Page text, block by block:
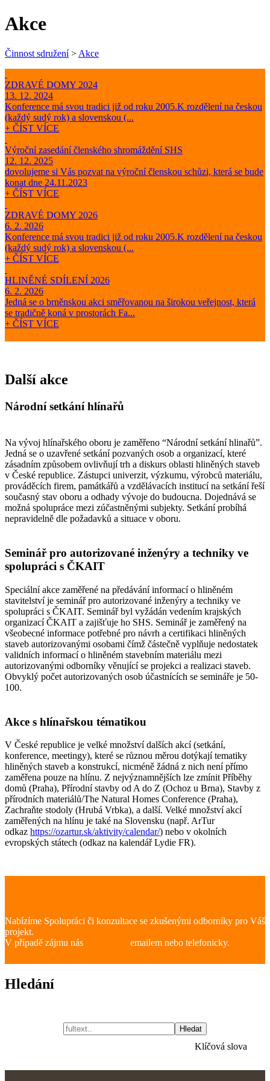
Akce
Činnost sdružení> Akce
ZDRAVÉ DOMY 2024
13. 12. 2024
Konference má svou tradici již od roku 2005.K rozdělení na českou
(každý sudý rok) a slovenskou (...
+ ČÍST VÍCE
Výroční zasedání členského shromáždění SHS
12. 12. 2025
dovolujeme si Vás pozvat na výroční členskou schůzi, která se bude
konat dne 24.11.2023
+ ČÍST VÍCE
ZDRAVÉ DOMY 2026
6. 2. 2026
Konference má svou tradici již od roku 2005.K rozdělení na českou
(každý sudý rok) a slovenskou (...
+ ČÍST VÍCE
HLINĚNÉ SDÍLENÍ 2026
6. 2. 2026
Jedná se o brněnskou akci směřovanou na širokou veřejnost, která
se tradičně koná v prostorách Fa...
+ ČÍST VÍCE
Další akce
Národní setkání hlínařů
Na vývoj hlínařského oboru je zaměřeno “Národní setkání hlinařů”.
Jedná se o uzavřené setkání pozvaných osob a organizací, které
zásadním způsobem ovlivňují trh a diskurs oblasti hliněných staveb
v České republice. Zástupci univerzit, výzkumu, výrobců materiálu,
prováděcích firem, památkářů a vzdělávacích institucí na setkání řeší
současný stav oboru a odhady vývoje do budoucna. Dojednává se
možná spolupráce mezi zúčastněnými subjekty. Setkání probíhá
nepravidelně dle požadavků a situace v oboru.
Seminář pro autorizované inženýry a techniky ve
spolupráci s ČKAIT
Speciální akce zaměřené na předávání informací o hliněném
stavitelství je seminář pro autorizované inženýry a techniky ve
spolupráci s ČKAIT. Seminář byl vyžádán vedením krajských
organizací ČKAIT a zajišťuje ho SHS. Seminář je zaměřený na
všeobecné informace potřebné pro návrh a certifikaci hliněných
staveb autorizovanými osobami čímž částečně vyplňuje nedostatek
validních informací o hliněném stavebním materiálu mezi
autorizovanými odborníky věnující se projekci a realizaci staveb.
Obvyklý počet autorizovaných osob účastnících se semináře je 50-
100.
Akce s hlínařskou tématikou
V České republice je velké množství dalších akcí (setkání,
konference, meetingy), které se různou měrou dotýkají tematiky
hliněných staveb a konstrukcí, nicméně žádná z nich není přímo
zaměřena pouze na hlínu. Z nejvýznamnějších lze zmínit Příběhy
domů (Praha), Přírodní stavby od A do Z (Ochoz u Brna), Stavby z
přírodních materiálů/The Natural Homes Conference (Praha),
Zachraňte stodoly (Hrubá Vrbka), a další. Velké množství akcí
zaměřených na hlínu je také na Slovensku (např. ArTur
odkaz https://ozartur.sk/aktivity/calendar/) nebo v okolních
evropských státech (odkaz na kalendář Lydie FR).
Nabízíme Spolupráci či konzultace se zkušenými odborníky pro Váš
projekt.
V případě zájmu nás
emailem nebo telefonicky.
Hledání
Hledat
Klíčová slova